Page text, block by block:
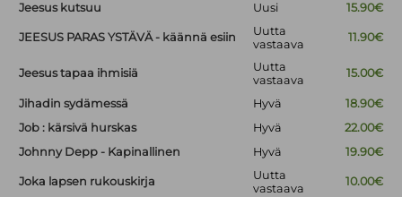
Jeesus kutsuu
Uusi 15.90€
JEESUS PARAS YSTÄVÄ - käännä esiin
Uutta
vastaava
11.90€
Jeesus tapaa ihmisiä
Uutta
vastaava
15.00€
Jihadin sydämessä Hyvä
18.90€
Job : kärsivä hurskas
Hyvä
22.00€
Johnny Depp - Kapinallinen
Hyvä 19.90€
Joka lapsen rukouskirja
Uutta
vastaava
10.00€